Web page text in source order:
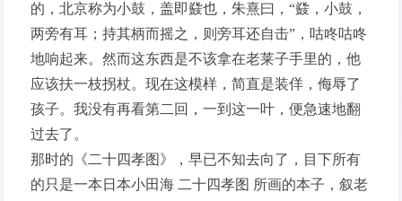
的，北京称为小鼓，盖即鼗也，朱熹曰，“鼗，小鼓，
两旁有耳；持其柄而摇之，则旁耳还自击”，咕咚咕咚
地响起来。然而这东西是不该拿在老莱子手里的，他
应该扶一枝拐杖。现在这模样，简直是装佯，侮辱了
孩子。我没有再看第二回，一到这一叶，便急速地翻
过去了。
那时的《二十四孝图》，早已不知去向了，目下所有
的只是一本日本小田海 二十四孝图 所画的本子，叙老